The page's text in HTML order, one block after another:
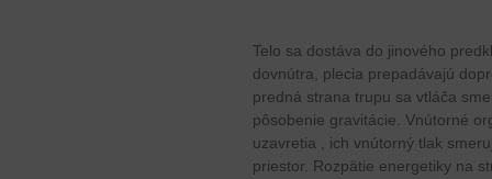
Telo sa dostáva do jinového
dovnútra, plecia prepadávajú
predná strana trupu sa vtláča
pôsobenie gravitácie. Vnútorné
uzavretia , ich vnútorný tlak
priestor. Rozpätie energetiky na